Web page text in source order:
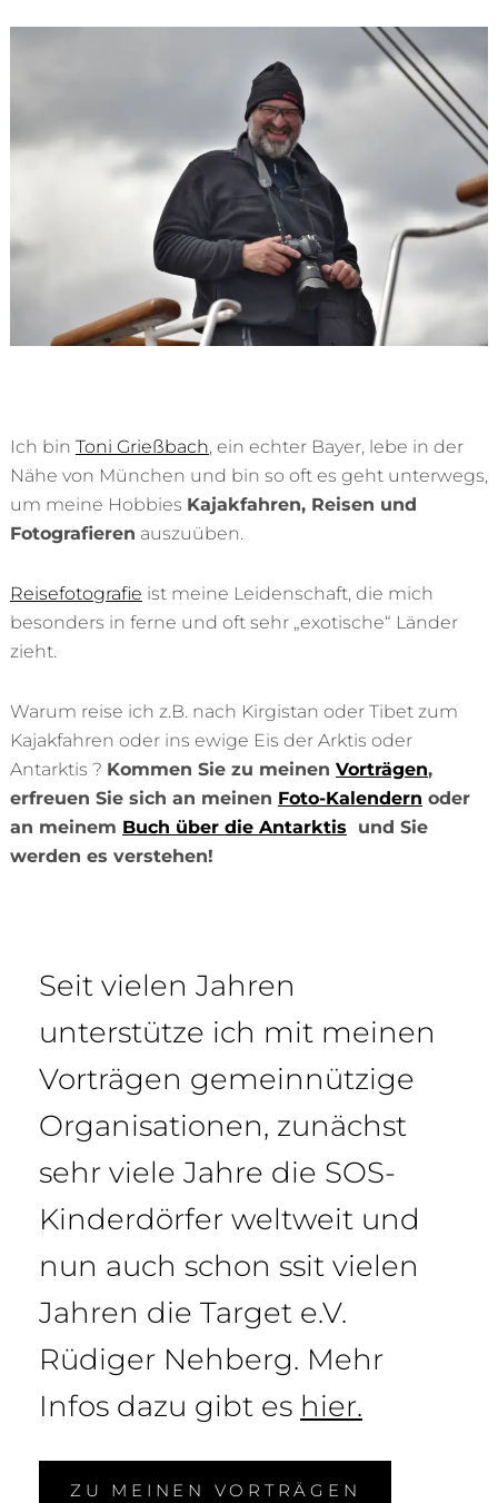
Ich bin Toni Grießbach, ein echter Bayer, lebe in der
Nähe von München und bin so oft es geht unterwegs,
um meine Hobbies Kajakfahren, Reisen und
Fotografieren auszuüben.
Reisefotografie ist meine Leidenschaft, die mich
besonders in ferne und oft sehr „exotische“ Länder
zieht.
Warum reise ich z.B. nach Kirgistan oder Tibet zum
Kajakfahren oder ins ewige Eis der Arktis oder
Antarktis ? Kommen Sie zu meinen Vorträgen,
erfreuen Sie sich an meinen Foto-Kalendern oder
an meinem Buch über die Antarktis und Sie
werden es verstehen!
Seit vielen Jahren
unterstütze ich mit meinen
Vorträgen gemeinnützige
Organisationen, zunächst
sehr viele Jahre die SOS-
Kinderdörfer weltweit und
nun auch schon ssit vielen
Jahren die Target e.V.
Rüdiger Nehberg. Mehr
Infos dazu gibt es hier.
ZU MEINEN VORTRÄGEN